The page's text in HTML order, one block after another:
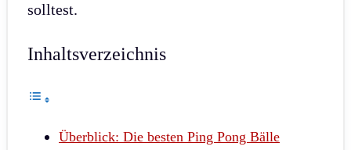
solltest.
Inhaltsverzeichnis
Überblick: Die besten Ping Pong Bälle